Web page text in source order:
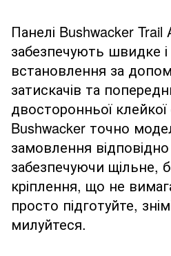
Панелі Bushwacker
забезпечують швидке
встановлення за
затискачів та
двосторонньої клейкої
Bushwacker точно
замовлення
забезпечуючи щільне,
кріплення, що не
просто підготуйте,
милуйтеся.